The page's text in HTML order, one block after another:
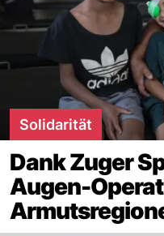
Solidarität
Dank Zuger
Augen-